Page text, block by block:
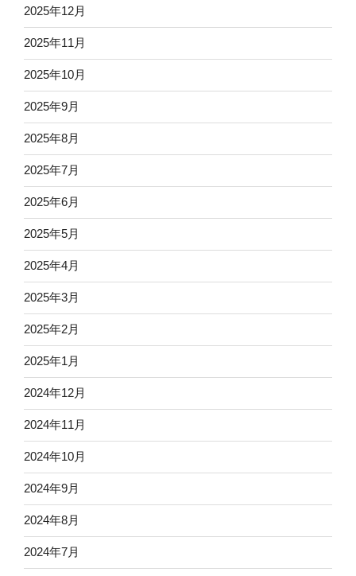
2025年12月
2025年11月
2025年10月
2025年9月
2025年8月
2025年7月
2025年6月
2025年5月
2025年4月
2025年3月
2025年2月
2025年1月
2024年12月
2024年11月
2024年10月
2024年9月
2024年8月
2024年7月